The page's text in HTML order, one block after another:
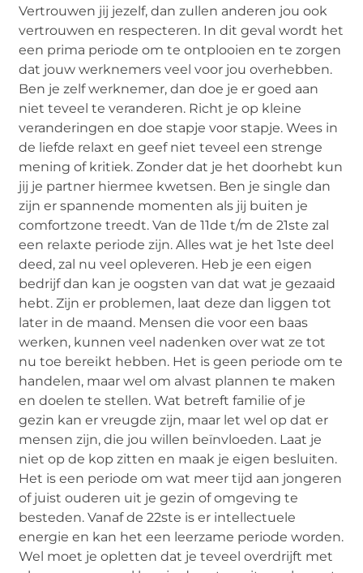
Vertrouwen jij jezelf, dan zullen anderen jou ook
vertrouwen en respecteren. In dit geval wordt het
een prima periode om te ontplooien en te zorgen
dat jouw werknemers veel voor jou overhebben.
Ben je zelf werknemer, dan doe je er goed aan
niet teveel te veranderen. Richt je op kleine
veranderingen en doe stapje voor stapje. Wees in
de liefde relaxt en geef niet teveel een strenge
mening of kritiek. Zonder dat je het doorhebt kun
jij je partner hiermee kwetsen. Ben je single dan
zijn er spannende momenten als jij buiten je
comfortzone treedt. Van de 11de t/m de 21ste zal
een relaxte periode zijn. Alles wat je het 1ste deel
deed, zal nu veel opleveren. Heb je een eigen
bedrijf dan kan je oogsten van dat wat je gezaaid
hebt. Zijn er problemen, laat deze dan liggen tot
later in de maand. Mensen die voor een baas
werken, kunnen veel nadenken over wat ze tot
nu toe bereikt hebben. Het is geen periode om te
handelen, maar wel om alvast plannen te maken
en doelen te stellen. Wat betreft familie of je
gezin kan er vreugde zijn, maar let wel op dat er
mensen zijn, die jou willen beïnvloeden. Laat je
niet op de kop zitten en maak je eigen besluiten.
Het is een periode om wat meer tijd aan jongeren
of juist ouderen uit je gezin of omgeving te
besteden. Vanaf de 22ste is er intellectuele
energie en kan het een leerzame periode worden.
Wel moet je opletten dat je teveel overdrijft met